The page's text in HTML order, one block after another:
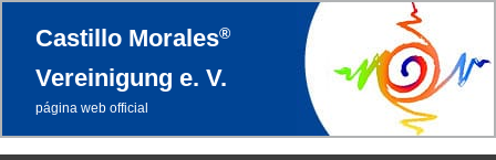
Castillo Morales®
Vereinigung e. V.
página web official